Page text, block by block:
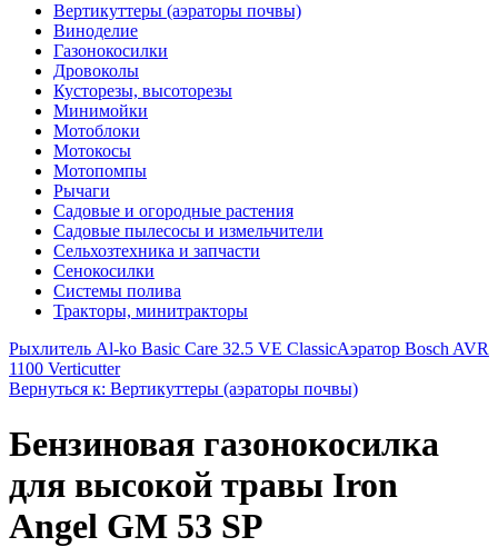
Вертикуттеры (аэраторы почвы)
Виноделие
Газонокосилки
Дровоколы
Кусторезы, высоторезы
Минимойки
Мотоблоки
Мотокосы
Мотопомпы
Рычаги
Садовые и огородные растения
Садовые пылесосы и измельчители
Сельхозтехника и запчасти
Сенокосилки
Системы полива
Тракторы, минитракторы
Рыхлитель Al-ko Basic Care 32.5 VE ClassicАэратор Bosch AVR
1100 Verticutter
Вернуться к: Вертикуттеры (аэраторы почвы)
Бензиновая газонокосилка
для высокой травы Iron
Angel GM 53 SP